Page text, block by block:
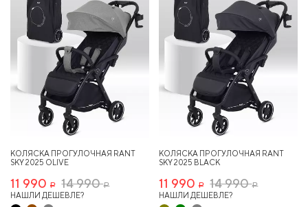
КОЛЯСКА ПРОГУЛОЧНАЯ RANT
SKY 2025 OLIVE
11 990 Р 14 990Р
НАШЛИ ДЕШЕВЛЕ?
КОЛЯСКА ПРОГУЛОЧНАЯ RANT
SKY 2025 BLACK
11 990 Р 14 990Р
НАШЛИ ДЕШЕВЛЕ?